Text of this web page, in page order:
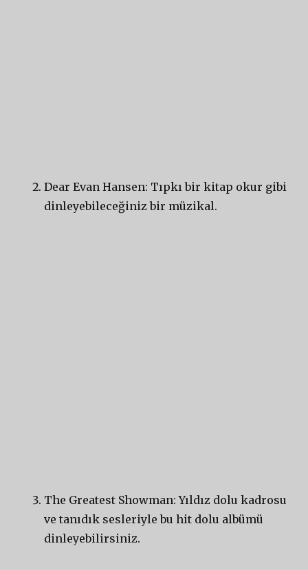
Dear Evan Hansen: Tıpkı bir kitap okur gibi
dinleyebileceğiniz bir müzikal.
The Greatest Showman: Yıldız dolu kadrosu
ve tanıdık sesleriyle bu hit dolu albümü
dinleyebilirsiniz.